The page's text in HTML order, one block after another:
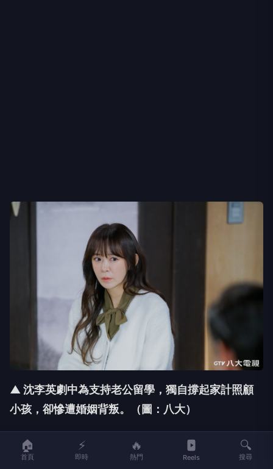
▲ 沈李英劇中為支持老公留學，獨自撐起家計照顧
小孩，卻慘遭婚姻背叛。
（圖：八大）
🏠
首頁
⚡
即時
🔥
熱門 Reels
🔍
搜尋